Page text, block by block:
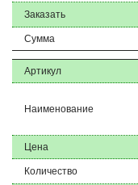
Заказать
Сумма
Артикул
Наименование
Цена
Количество